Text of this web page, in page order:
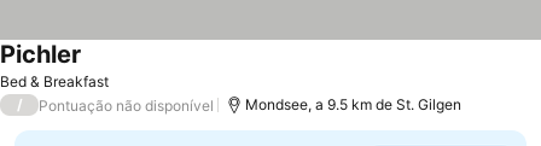
Bed & Breakfast
Pichler
/ Pontuação não disponível Mondsee, a 9.5 km de St. Gilgen